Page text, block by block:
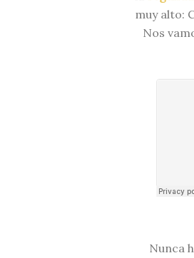
muy alto:
Nos
Nunca